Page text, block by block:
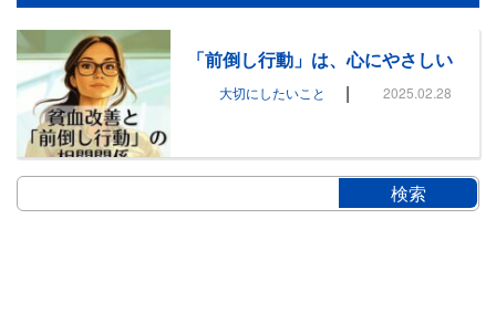
「前倒し行動」は、心にやさしい
大切にしたいこと | 2025.02.28